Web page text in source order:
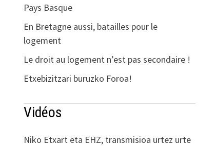
Pays Basque
En Bretagne aussi, batailles pour le
logement
Le droit au logement n’est pas secondaire !
Etxebizitzari buruzko Foroa!
Vidéos
Niko Etxart eta EHZ, transmisioa urtez urte